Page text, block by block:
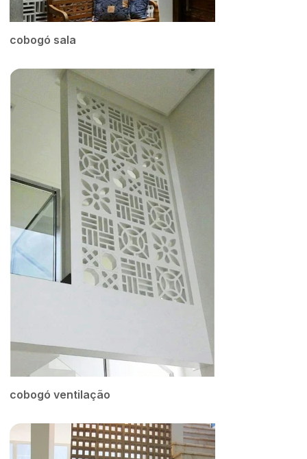
cobogó sala
cobogó ventilação